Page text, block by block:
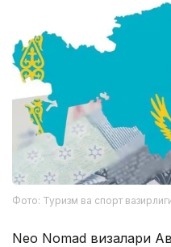
Фото: Туризм ва спорт
Neo Nomad визалари